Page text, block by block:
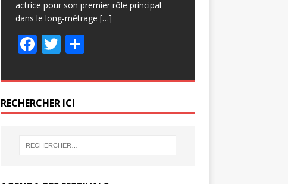
actrice pour son premier rôle principal
dans le long-métrage […]
F
e
b
o
o
T
itt
er
P
ta
er
RECHERCHER ICI